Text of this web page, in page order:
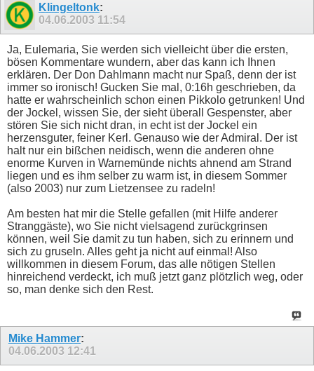
Klingeltonk:
04.06.2003 11:54
Ja, Eulemaria, Sie werden sich vielleicht über die ersten,
bösen Kommentare wundern, aber das kann ich Ihnen
erklären. Der Don Dahlmann macht nur Spaß, denn der ist
immer so ironisch! Gucken Sie mal, 0:16h geschrieben, da
hatte er wahrscheinlich schon einen Pikkolo getrunken! Und
der Jockel, wissen Sie, der sieht überall Gespenster, aber
stören Sie sich nicht dran, in echt ist der Jockel ein
herzensguter, feiner Kerl. Genauso wie der Admiral. Der ist
halt nur ein bißchen neidisch, wenn die anderen ohne
enorme Kurven in Warnemünde nichts ahnend am Strand
liegen und es ihm selber zu warm ist, in diesem Sommer
(also 2003) nur zum Lietzensee zu radeln!
Am besten hat mir die Stelle gefallen (mit Hilfe anderer
Stranggäste), wo Sie nicht vielsagend zurückgrinsen
können, weil Sie damit zu tun haben, sich zu erinnern und
sich zu gruseln. Alles geht ja nicht auf einmal! Also
willkommen in diesem Forum, das alle nötigen Stellen
hinreichend verdeckt, ich muß jetzt ganz plötzlich weg, oder
so, man denke sich den Rest.
Mike Hammer:
04.06.2003 12:41